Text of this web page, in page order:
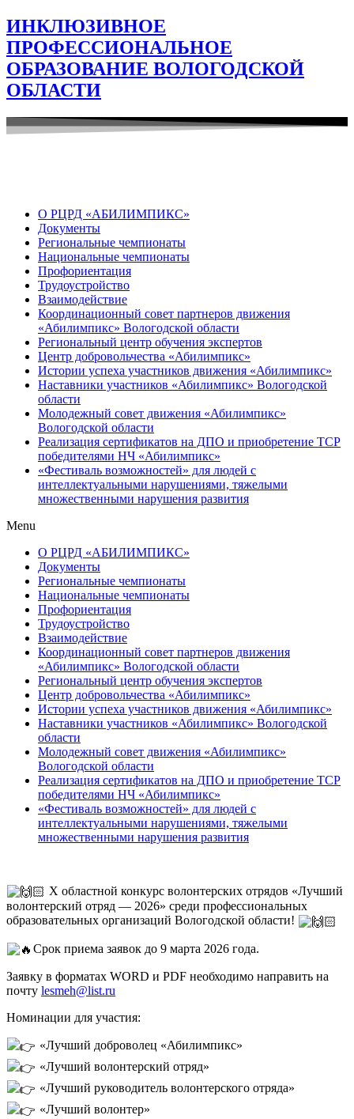
ИНКЛЮЗИВНОЕ
ПРОФЕССИОНАЛЬНОЕ
ОБРАЗОВАНИЕ ВОЛОГОДСКОЙ
ОБЛАСТИ
О РЦРД «АБИЛИМПИКС»
Документы
Региональные чемпионаты
Национальные чемпионаты
Профориентация
Трудоустройство
Взаимодействие
Координационный совет партнеров движения
«Абилимпикс» Вологодской области
Региональный центр обучения экспертов
Центр добровольчества «Абилимпикс»
Истории успеха участников движения «Абилимпикс»
Наставники участников «Абилимпикс» Вологодской
области
Молодежный совет движения «Абилимпикс»
Вологодской области
Реализация сертификатов на ДПО и приобретение ТСР
победителями НЧ «Абилимпикс»
«Фестиваль возможностей» для людей с
интеллектуальными нарушениями, тяжелыми
множественными нарушения развития
Menu
О РЦРД «АБИЛИМПИКС»
Документы
Региональные чемпионаты
Национальные чемпионаты
Профориентация
Трудоустройство
Взаимодействие
Координационный совет партнеров движения
«Абилимпикс» Вологодской области
Региональный центр обучения экспертов
Центр добровольчества «Абилимпикс»
Истории успеха участников движения «Абилимпикс»
Наставники участников «Абилимпикс» Вологодской
области
Молодежный совет движения «Абилимпикс»
Вологодской области
Реализация сертификатов на ДПО и приобретение ТСР
победителями НЧ «Абилимпикс»
«Фестиваль возможностей» для людей с
интеллектуальными нарушениями, тяжелыми
множественными нарушения развития
X областной конкурс волонтерских отрядов «Лучший
волонтерский отряд — 2026» среди профессиональных
образовательных организаций Вологодской области!
Срок приема заявок до 9 марта 2026 года.
Заявку в форматах WORD и PDF необходимо направить на
почту lesmeh@list.ru
Номинации для участия:
«Лучший доброволец «Абилимпикс»
«Лучший волонтерский отряд»
«Лучший руководитель волонтерского отряда»
«Лучший волонтер»